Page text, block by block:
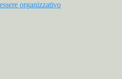
organizzativo